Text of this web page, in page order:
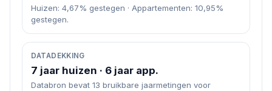
Huizen: 4,67% gestegen · Appartementen: 10,95%
gestegen.
DATADEKKING
7 jaar huizen · 6 jaar app.
Databron bevat 13 bruikbare jaarmetingen voor